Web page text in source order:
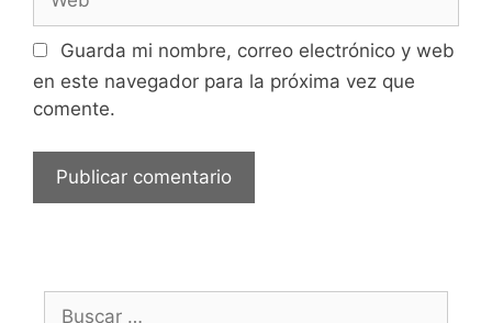
Guarda mi nombre, correo electrónico y web
en este navegador para la próxima vez que
comente.